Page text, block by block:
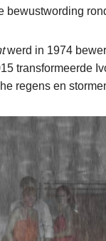
bewustwording
werd in 1974
transformeerde
regens en